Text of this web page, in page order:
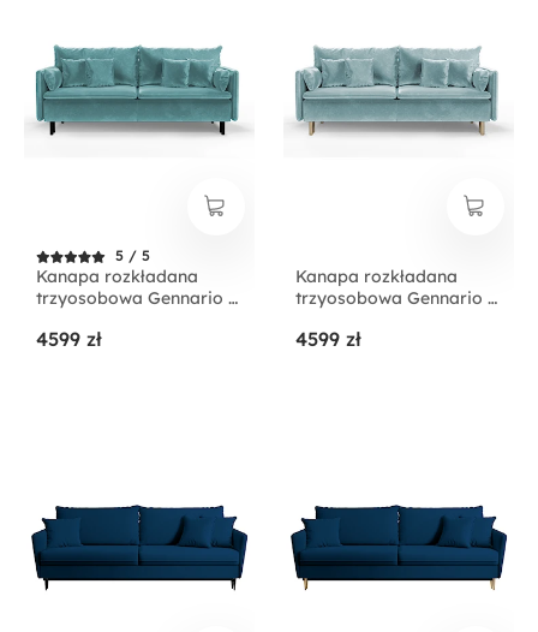
5 / 5
Kanapa rozkładana
trzyosobowa Gennario z
czarnych nogach
4599 zł
Kanapa rozkładana
trzyosobowa Gennario z
nogach błękitna welur
4599 zł